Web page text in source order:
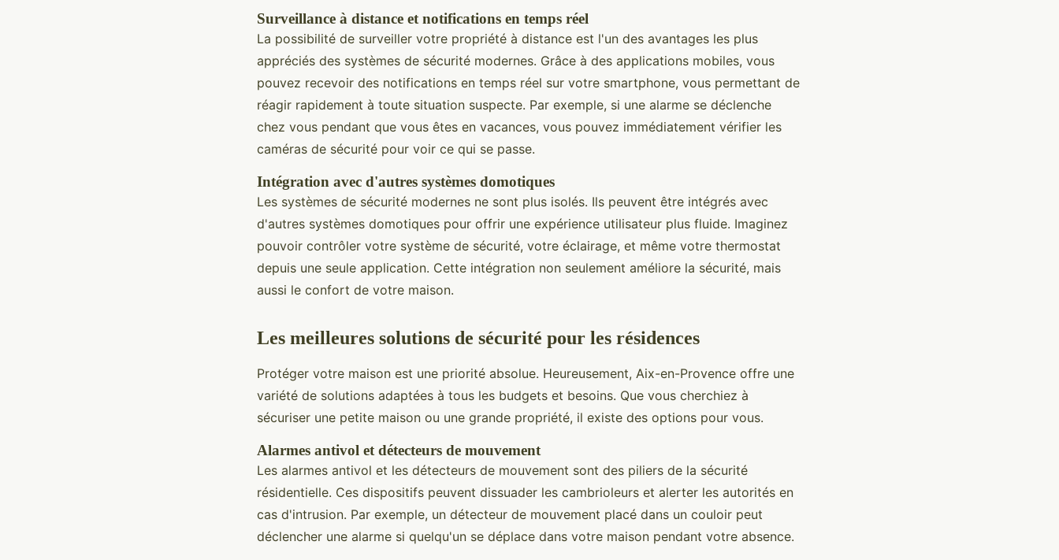
Surveillance à distance et notifications en temps réel
La possibilité de surveiller votre propriété à distance est l'un des avantages les plus
appréciés des systèmes de sécurité modernes. Grâce à des applications mobiles, vous
pouvez recevoir des notifications en temps réel sur votre smartphone, vous permettant de
réagir rapidement à toute situation suspecte. Par exemple, si une alarme se déclenche
chez vous pendant que vous êtes en vacances, vous pouvez immédiatement vérifier les
caméras de sécurité pour voir ce qui se passe.
Intégration avec d'autres systèmes domotiques
Les systèmes de sécurité modernes ne sont plus isolés. Ils peuvent être intégrés avec
d'autres systèmes domotiques pour offrir une expérience utilisateur plus fluide. Imaginez
pouvoir contrôler votre système de sécurité, votre éclairage, et même votre thermostat
depuis une seule application. Cette intégration non seulement améliore la sécurité, mais
aussi le confort de votre maison.
Les meilleures solutions de sécurité pour les résidences
Protéger votre maison est une priorité absolue. Heureusement, Aix-en-Provence offre une
variété de solutions adaptées à tous les budgets et besoins. Que vous cherchiez à
sécuriser une petite maison ou une grande propriété, il existe des options pour vous.
Alarmes antivol et détecteurs de mouvement
Les alarmes antivol et les détecteurs de mouvement sont des piliers de la sécurité
résidentielle. Ces dispositifs peuvent dissuader les cambrioleurs et alerter les autorités en
cas d'intrusion. Par exemple, un détecteur de mouvement placé dans un couloir peut
déclencher une alarme si quelqu'un se déplace dans votre maison pendant votre absence.